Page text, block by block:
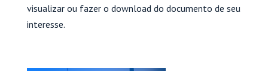
visualizar ou fazer o download do documento de seu
interesse.